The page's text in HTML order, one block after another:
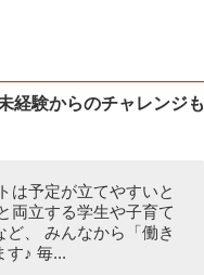
験からのチャレンジも
は予定が立てやすいと
両立する学生や子育て
、 みんなから「働き
す♪ 毎...